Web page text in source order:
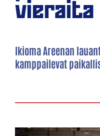
vieraita
Ikioma Areenan
kamppailevat